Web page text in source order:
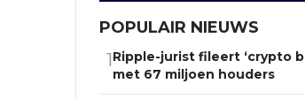
POPULAIR NIEUWS
1Ripple-jurist fileert ‘crypto
met 67 miljoen houders